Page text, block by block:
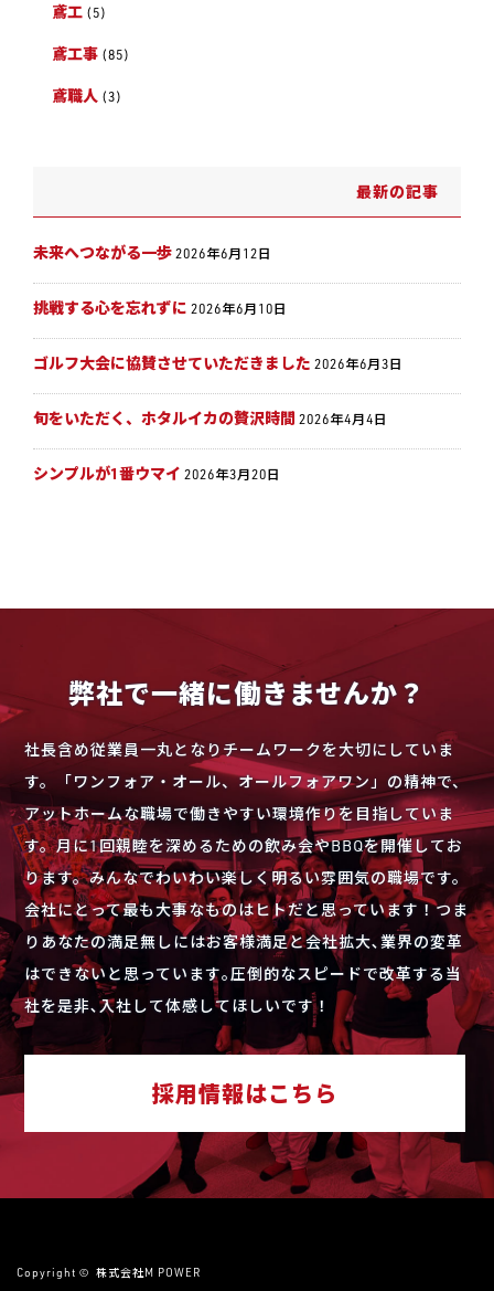
鳶工 (5)
鳶工事 (85)
鳶職人 (3)
最新の記事
未来へつながる一歩2026年6月12日
挑戦する心を忘れずに 2026年6月10日
ゴルフ大会に協賛させていただきました 2026年6月3日
旬をいただく、ホタルイカの贅沢時間 2026年4月4日
シンプルが1番ウマイ 2026年3月20日
弊社で一緒に働きませんか？
社長含め従業員一丸となりチームワークを大切にしていま
す。「ワンフォア・オール、オールフォアワン」の精神で、
アットホームな職場で働きやすい環境作りを目指していま
す。月に1回親睦を深めるための飲み会やBBQを開催してお
ります。みんなでわいわい楽しく明るい雰囲気の職場です。
会社にとって最も大事なものはヒトだと思っています！つま
りあなたの満足無しにはお客様満足と会社拡大､業界の変革
はできないと思っています｡圧倒的なスピードで改革する当
社を是非､入社して体感してほしいです！
採用情報はこちら
Copyright © 株式会社M POWER